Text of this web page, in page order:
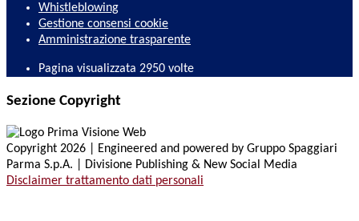
Whistleblowing
Gestione consensi cookie
Amministrazione trasparente
Pagina visualizzata 2950 volte
Sezione Copyright
Copyright 2026 | Engineered and powered by Gruppo Spaggiari
Parma S.p.A. | Divisione Publishing & New Social Media
Disclaimer trattamento dati personali